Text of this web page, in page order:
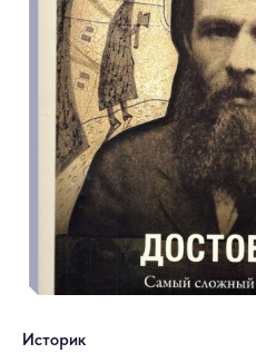
Историк